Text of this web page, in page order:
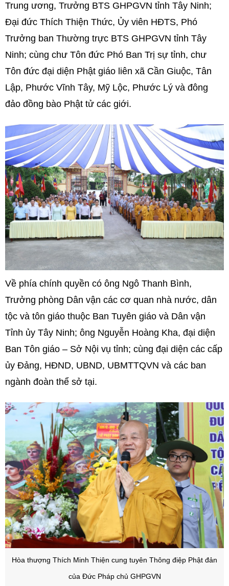
Trung ương, Trưởng BTS GHPGVN tỉnh Tây Ninh;
Đại đức Thích Thiện Thức, Ủy viên HĐTS, Phó
Trưởng ban Thường trực BTS GHPGVN tỉnh Tây
Ninh; cùng chư Tôn đức Phó Ban Trị sự tỉnh, chư
Tôn đức đại diện Phật giáo liên xã Cần Giuộc, Tân
Lập, Phước Vĩnh Tây, Mỹ Lộc, Phước Lý và đông
đảo đồng bào Phật tử các giới.
Về phía chính quyền có ông Ngô Thanh Bình,
Trưởng phòng Dân vận các cơ quan nhà nước, dân
tộc và tôn giáo thuộc Ban Tuyên giáo và Dân vận
Tỉnh ủy Tây Ninh; ông Nguyễn Hoàng Kha, đại diện
Ban Tôn giáo – Sở Nội vụ tỉnh; cùng đại diện các cấp
ủy Đảng, HĐND, UBND, UBMTTQVN và các ban
ngành đoàn thể sở tại.
Hòa thượng Thích Minh Thiện cung tuyên Thông điệp Phật đản
của Đức Pháp chủ GHPGVN